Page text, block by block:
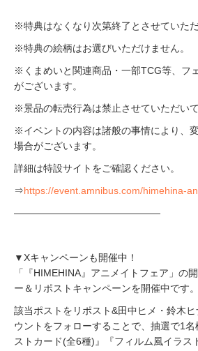
※特典はなくなり次第終了とさせていただ
※特典の絵柄はお選びいただけません。
※くまめいと関連商品・一部TCG等、フ
がございます。
※景品の転売行為は禁止させていただいて
※イベントの内容は諸般の事情により、
場合がございます。
詳細は特設サイトをご確認ください。
⇒https://event.amnibus.com/himehina-
―――――――――――――――
▼Xキャンペーンも開催中！
「『HIMEHINA』アニメイトフェア」の
ー＆リポストキャンペーンを開催中です。
該当ポストをリポスト&田中ヒメ・鈴木
ウントをフォローすることで、抽選で1
ストカード(全6種)』『フィルム風イラス